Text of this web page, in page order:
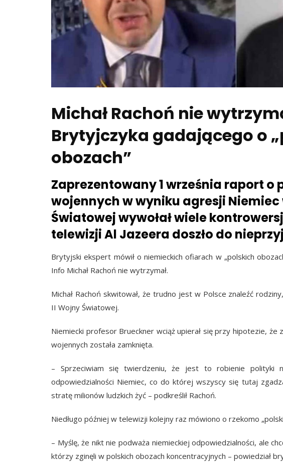
Michał Rachoń nie
Brytyjczyka gadającego o
obozach”
Zaprezentowany 1 września raport
wojennych w wyniku agresji
Światowej wywołał wiele
telewizji Al Jazeera doszło do
Brytyjski ekspert mówił o niemieckich ofiarach w „polskich
Info Michał Rachoń nie wytrzymał.
Michał Rachoń skwitował, że trudno jest w Polsce znaleźć
II Wojny Światowej.
Niemiecki profesor Brueckner wciąż upierał się przy hipotezie,
wojennych została zamknięta.
– Sprzeciwiam się twierdzeniu, że jest to robienie polityki
odpowiedzialności Niemiec, co do której wszyscy się tutaj
stratę milionów ludzkich żyć – podkreślił Rachoń.
Niedługo później w telewizji kolejny raz mówiono o rzekomo
– Myślę, że nikt nie podważa niemieckiej odpowiedzialności, ale
którzy zginęli w polskich obozach koncentracyjnych – powiedział